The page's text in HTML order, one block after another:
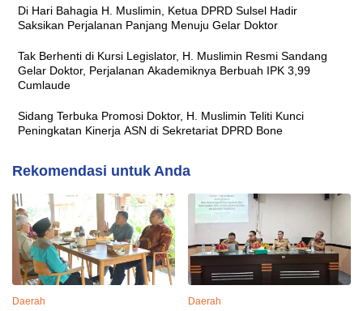
Di Hari Bahagia H. Muslimin, Ketua DPRD Sulsel Hadir
Saksikan Perjalanan Panjang Menuju Gelar Doktor
Tak Berhenti di Kursi Legislator, H. Muslimin Resmi Sandang
Gelar Doktor, Perjalanan Akademiknya Berbuah IPK 3,99
Cumlaude
Sidang Terbuka Promosi Doktor, H. Muslimin Teliti Kunci
Peningkatan Kinerja ASN di Sekretariat DPRD Bone
Rekomendasi untuk Anda
Daerah Daerah